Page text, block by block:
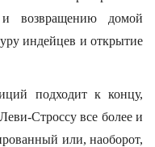
возвращению домой
индейцев и открытие
подходит к концу,
Строссу все более и
или, наоборот,